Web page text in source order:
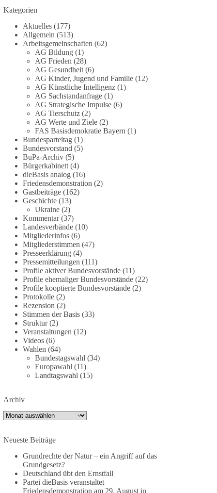
28 53
DieBasis
24 Stunden zuvor
Stimmen der dieBasis – heute mit dem
„Demokratie-Bestatter“
Die Energiewende ist bisher kein Erfolg, sondern
ein teures, ineffizientes Unterfangen. Dies belegt
eine Auswertung der NZZ, wonach die
Energiewende den Strom nicht billiger, sondern
teurer gemacht hat.
Quelle:https://www.nzz.ch/der-andere-
blick/fehlschlag-energiewende-warum-
deutschland-trotz-rekordausbau-von-wind-und-
sonnenkraft-weniger-strom-erzeugt-ld.10006607
🟩🟩🟦🟦🟥🟥🟧🟧
„Wir brauchen dringend wettbewerbsfähige
Energiepreise und eine ideologiefreie
Diskussion“, meint der Demokratie-Bestatter.
Wie siehst du das?
🤝 Jetzt Politik für die Menschen mitgestalten:
https://diebasis.de/mitgliedschaft/
#dieBasis #energiewende #strompreise
#wettbewerb
1 Tag zuvor
⚡️ NATO-Gipfel in Ankara: Kriegskonferenz statt
Friedensgipfel!?
Anfang Juli 2026 trafen sich 32 Bündnisstaaten
Kategorien
Aktuelles(177)
Allgemein (513)
Arbeitsgemeinschaften (62)
AG Bildung(1)
AG Frieden (28)
AG Gesundheit(6)
AG Kinder, Jugend und Familie(12)
AG Künstliche Intelligenz(1)
AG Sachstandanfrage(1)
AG Strategische Impulse(6)
AG Tierschutz(2)
AG Werte und Ziele(2)
FAS Basisdemokratie Bayern (1)
Bundesparteitag(1)
Bundesvorstand (5)
BuPa-Archiv(5)
Bürgerkabinett(4)
dieBasis analog(16)
Friedensdemonstration (2)
Gastbeiträge(162)
Geschichte(13)
Ukraine(2)
Kommentar(37)
Landesverbände(10)
Mitgliederinfos(6)
Mitgliederstimmen (47)
Presseerklärung(4)
Pressemitteilungen (111)
Profile aktiver Bundesvorstände(11)
Profile ehemaliger Bundesvorstände(22)
Profile kooptierte Bundesvorstände(2)
Protokolle(2)
Rezension (2)
Stimmen der Basis(33)
Struktur(2)
Veranstaltungen (12)
Videos(6)
Wahlen (64)
Bundestagswahl (34)
Europawahl (11)
Landtagswahl (15)
Archiv
Archiv
Neueste Beiträge
Grundrechte der Natur – ein Angriff auf das
Grundgesetz?
Deutschland übt den Ernstfall
Partei dieBasis veranstaltet
Friedensdemonstration am 29. August in